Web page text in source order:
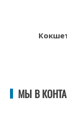
МЫ В